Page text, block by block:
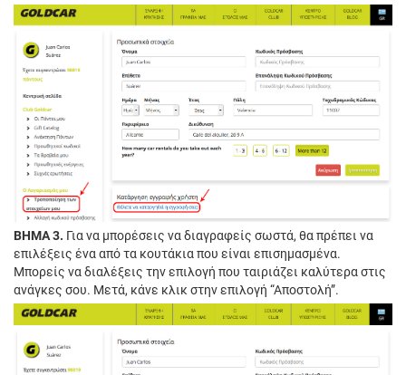
ΒΗΜΑ 3. Για να μπορέσεις να διαγραφείς σωστά, θα πρέπει να
επιλέξεις ένα από τα κουτάκια που είναι επισημασμένα.
Μπορείς να διαλέξεις την επιλογή που ταιριάζει καλύτερα στις
ανάγκες σου. Μετά, κάνε κλικ στην επιλογή “Αποστολή”.